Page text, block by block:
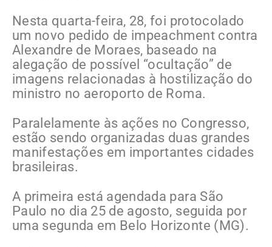
Nesta quarta-feira, 28, foi protocolado
um novo pedido de impeachment contra
Alexandre de Moraes, baseado na
alegação de possível “ocultação” de
imagens relacionadas à hostilização do
ministro no aeroporto de Roma.
Paralelamente às ações no Congresso,
estão sendo organizadas duas grandes
manifestações em importantes cidades
brasileiras.
A primeira está agendada para São
Paulo no dia 25 de agosto, seguida por
uma segunda em Belo Horizonte (MG).